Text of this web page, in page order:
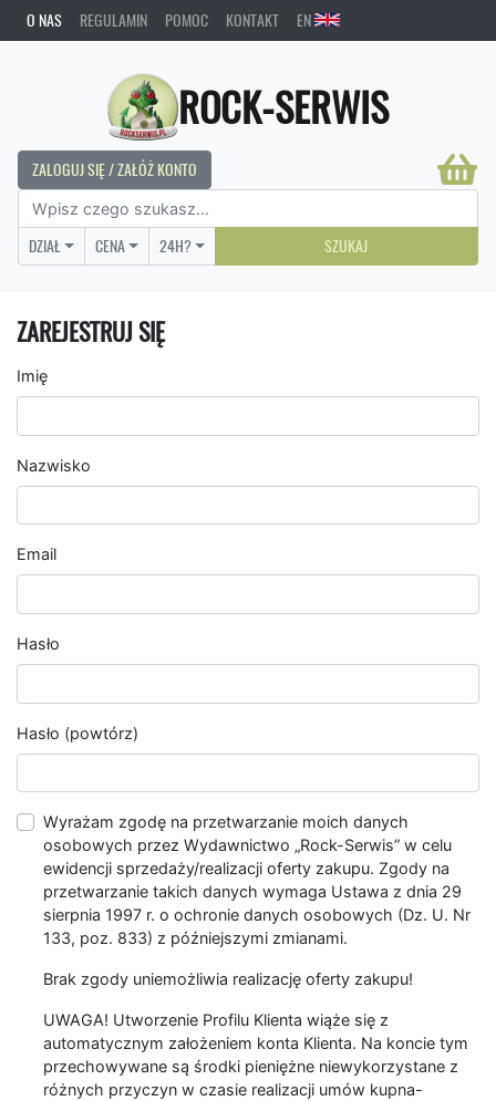
O NAS REGULAMIN POMOC KONTAKT EN
ROCK-SERWIS
ZALOGUJ SIĘ / ZAŁÓŻ KONTO
DZIAŁ CENA 24H? SZUKAJ
ZAREJESTRUJ SIĘ
Imię
Nazwisko
Email
Hasło
Hasło (powtórz)
Wyrażam zgodę na przetwarzanie moich danych
osobowych przez Wydawnictwo „Rock-Serwis” w celu
ewidencji sprzedaży/realizacji oferty zakupu. Zgody na
przetwarzanie takich danych wymaga Ustawa z dnia 29
sierpnia 1997 r. o ochronie danych osobowych (Dz. U. Nr
133, poz. 833) z późniejszymi zmianami.
Brak zgody uniemożliwia realizację oferty zakupu!
UWAGA! Utworzenie Profilu Klienta wiąże się z
automatycznym założeniem konta Klienta. Na koncie tym
przechowywane są środki pieniężne niewykorzystane z
różnych przyczyn w czasie realizacji umów kupna-